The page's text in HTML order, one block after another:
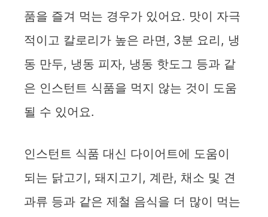
품을 즐겨 먹는 경우가 있어요. 맛이 자극
적이고 칼로리가 높은 라면, 3분 요리, 냉
동 만두, 냉동 피자, 냉동 핫도그 등과 같
은 인스턴트 식품을 먹지 않는 것이 도움
될 수 있어요.
인스턴트 식품 대신 다이어트에 도움이
되는 닭고기, 돼지고기, 계란, 채소 및 견
과류 등과 같은 제철 음식을 더 많이 먹는